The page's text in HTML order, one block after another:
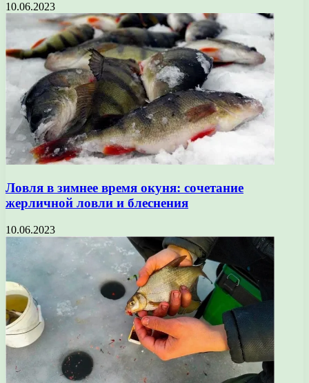
10.06.2023
Ловля в зимнее время окуня: сочетание
жерличной ловли и блеснения
10.06.2023